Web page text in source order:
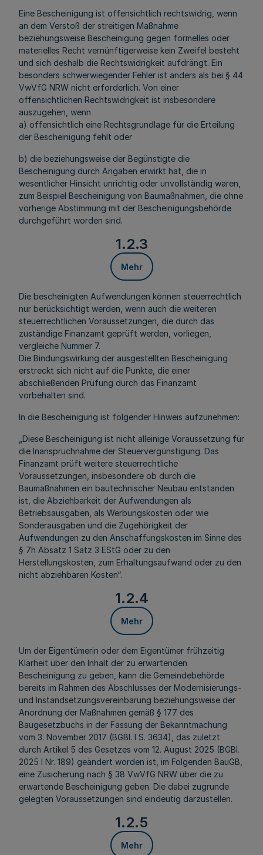
Eine Bescheinigung ist offensichtlich rechtswidrig, wenn
an dem Verstoß der streitigen Maßnahme
beziehungsweise Bescheinigung gegen formelles oder
materielles Recht vernünftigerweise kein Zweifel besteht
und sich deshalb die Rechtswidrigkeit aufdrängt. Ein
besonders schwerwiegender Fehler ist anders als bei § 44
VwVfG NRW nicht erforderlich. Von einer
offensichtlichen Rechtswidrigkeit ist insbesondere
auszugehen, wenn
a) offensichtlich eine Rechtsgrundlage für die Erteilung
der Bescheinigung fehlt oder
b) die beziehungsweise der Begünstigte die
Bescheinigung durch Angaben erwirkt hat, die in
wesentlicher Hinsicht unrichtig oder unvollständig waren,
zum Beispiel Bescheinigung von Baumaßnahmen, die ohne
vorherige Abstimmung mit der Bescheinigungsbehörde
durchgeführt worden sind.
1.2.3
Mehr
Die bescheinigten Aufwendungen können steuerrechtlich
nur berücksichtigt werden, wenn auch die weiteren
steuerrechtlichen Voraussetzungen, die durch das
zuständige Finanzamt geprüft werden, vorliegen,
vergleiche Nummer 7.
Die Bindungswirkung der ausgestellten Bescheinigung
erstreckt sich nicht auf die Punkte, die einer
abschließenden Prüfung durch das Finanzamt
vorbehalten sind.
In die Bescheinigung ist folgender Hinweis aufzunehmen:
„Diese Bescheinigung ist nicht alleinige Voraussetzung für
die Inanspruchnahme der Steuervergünstigung. Das
Finanzamt prüft weitere steuerrechtliche
Voraussetzungen, insbesondere ob durch die
Baumaßnahmen ein bautechnischer Neubau entstanden
ist, die Abziehbarkeit der Aufwendungen als
Betriebsausgaben, als Werbungskosten oder wie
Sonderausgaben und die Zugehörigkeit der
Aufwendungen zu den Anschaffungskosten im Sinne des
§ 7h Absatz 1 Satz 3 EStG oder zu den
Herstellungskosten, zum Erhaltungsaufwand oder zu den
nicht abziehbaren Kosten“.
1.2.4
Mehr
Um der Eigentümerin oder dem Eigentümer frühzeitig
Klarheit über den Inhalt der zu erwartenden
Bescheinigung zu geben, kann die Gemeindebehörde
bereits im Rahmen des Abschlusses der Modernisierungs-
und Instandsetzungsvereinbarung beziehungsweise der
Anordnung der Maßnahmen gemäß § 177 des
Baugesetzbuchs in der Fassung der Bekanntmachung
vom 3. November 2017 (BGBl. I S. 3634),
das zuletzt
durch Artikel 5 des Gesetzes vom 12. August 2025 (BGBl.
2025 I Nr. 189) geändert worden ist, im Folgenden BauGB
eine Zusicherung nach § 38 VwVfG NRW über die zu
erwartende Bescheinigung geben. Die dabei zugrunde
gelegten Voraussetzungen sind eindeutig darzustellen.
1.2.5
Mehr